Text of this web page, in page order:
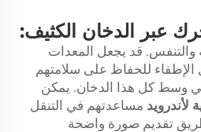
عبر الدخان الكثيف:
والتنفس. قد يجعل المعدات
الإطفاء للحفاظ على سلامتهم
وسط كل هذا الدخان. يمكن
لأندرويد مساعدتهم في التنقل
تقديم صورة واضحة